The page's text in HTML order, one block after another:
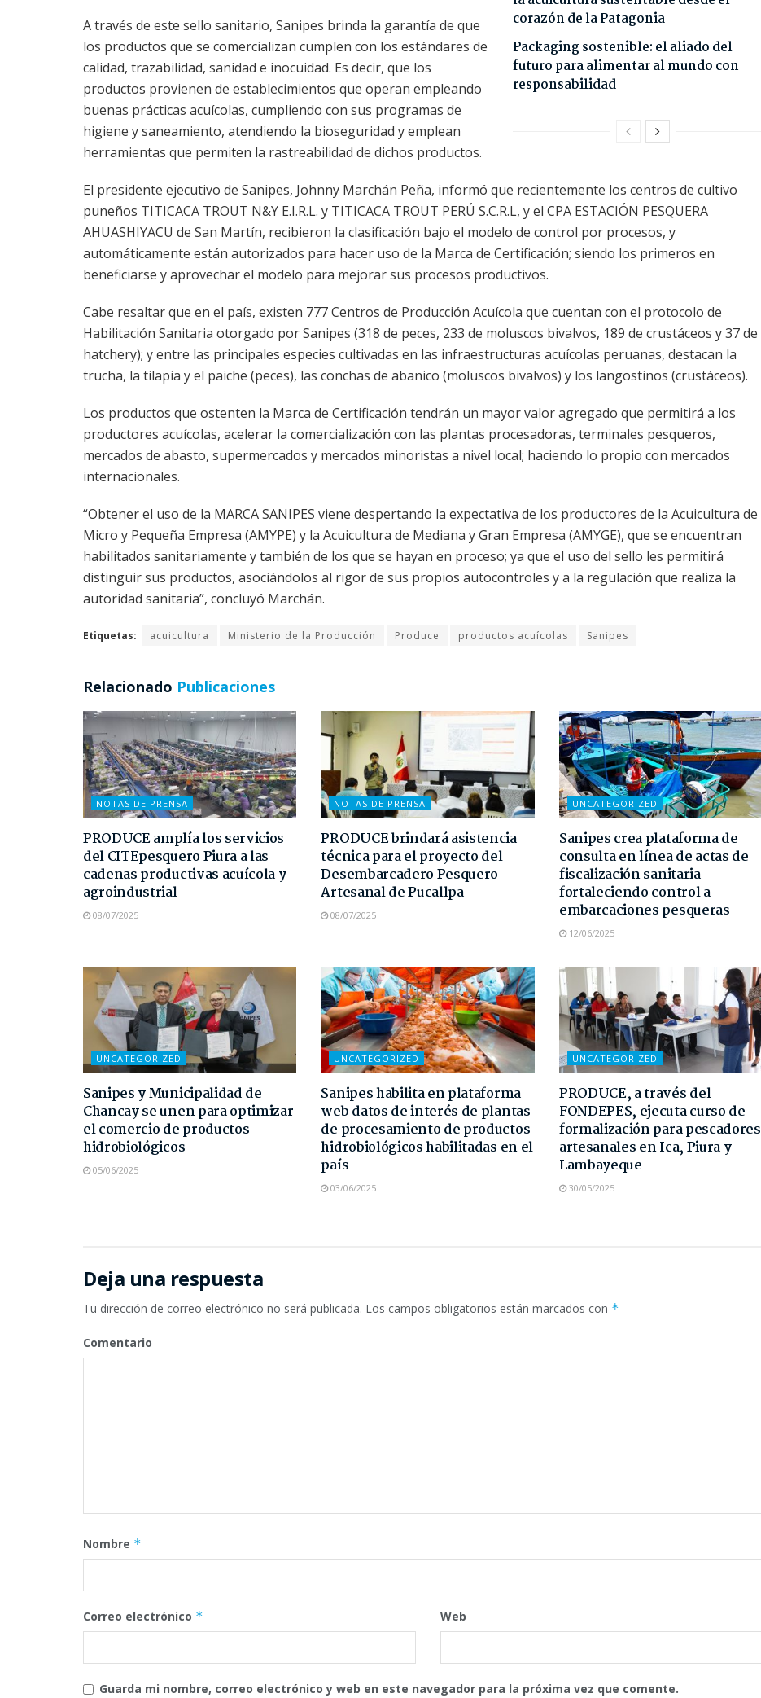
corazón de la Patagonia
Packaging sostenible: el aliado del
futuro para alimentar al mundo con
responsabilidad
A través de este sello sanitario, Sanipes brinda la garantía de que
los productos que se comercializan cumplen con los estándares de
calidad, trazabilidad, sanidad e inocuidad. Es decir, que los
productos provienen de establecimientos que operan empleando
buenas prácticas acuícolas, cumpliendo con sus programas de
higiene y saneamiento, atendiendo la bioseguridad y emplean
herramientas que permiten la rastreabilidad de dichos productos.
El presidente ejecutivo de Sanipes, Johnny Marchán Peña, informó que recientemente los centros de cultivo
puneños TITICACA TROUT N&Y E.I.R.L. y TITICACA TROUT PERÚ S.C.R.L, y el CPA ESTACIÓN PESQUERA
AHUASHIYACU de San Martín, recibieron la clasificación bajo el modelo de control por procesos, y
automáticamente están autorizados para hacer uso de la Marca de Certificación; siendo los primeros en
beneficiarse y aprovechar el modelo para mejorar sus procesos productivos.
Cabe resaltar que en el país, existen 777 Centros de Producción Acuícola que cuentan con el protocolo de
Habilitación Sanitaria otorgado por Sanipes (318 de peces, 233 de moluscos bivalvos, 189 de crustáceos y 37 de
hatchery); y entre las principales especies cultivadas en las infraestructuras acuícolas peruanas, destacan la
trucha, la tilapia y el paiche (peces), las conchas de abanico (moluscos bivalvos) y los langostinos (crustáceos).
Los productos que ostenten la Marca de Certificación tendrán un mayor valor agregado que permitirá a los
productores acuícolas, acelerar la comercialización con las plantas procesadoras, terminales pesqueros,
mercados de abasto, supermercados y mercados minoristas a nivel local; haciendo lo propio con mercados
internacionales.
“Obtener el uso de la MARCA SANIPES viene despertando la expectativa de los productores de la Acuicultura de
Micro y Pequeña Empresa (AMYPE) y la Acuicultura de Mediana y Gran Empresa (AMYGE), que se encuentran
habilitados sanitariamente y también de los que se hayan en proceso; ya que el uso del sello les permitirá
distinguir sus productos, asociándolos al rigor de sus propios autocontroles y a la regulación que realiza la
autoridad sanitaria”, concluyó Marchán.
Etiquetas: acuicultura Ministerio de la Producción Produce productos acuícolas Sanipes
Relacionado Publicaciones
NOTAS DE PRENSA
PRODUCE amplía los servicios
del CITEpesquero Piura a las
cadenas productivas acuícola y
agroindustrial
08/07/2025
NOTAS DE PRENSA
PRODUCE brindará asistencia
técnica para el proyecto del
Desembarcadero Pesquero
Artesanal de Pucallpa
08/07/2025
UNCATEGORIZED
Sanipes crea plataforma de
consulta en línea de actas de
fiscalización sanitaria
fortaleciendo control a
embarcaciones pesqueras
12/06/2025
UNCATEGORIZED
Sanipes y Municipalidad de
Chancay se unen para optimizar
el comercio de productos
hidrobiológicos
05/06/2025
UNCATEGORIZED
Sanipes habilita en plataforma
web datos de interés de plantas
de procesamiento de productos
hidrobiológicos habilitadas en el
país
03/06/2025
UNCATEGORIZED
PRODUCE, a través del
FONDEPES, ejecuta curso de
formalización para pescadores
artesanales en Ica, Piura y
Lambayeque
30/05/2025
Deja una respuesta
Tu dirección de correo electrónico no será publicada. Los campos obligatorios están marcados con *
Comentario
Nombre *
Correo electrónico * Web
Guarda mi nombre, correo electrónico y web en este navegador para la próxima vez que comente.